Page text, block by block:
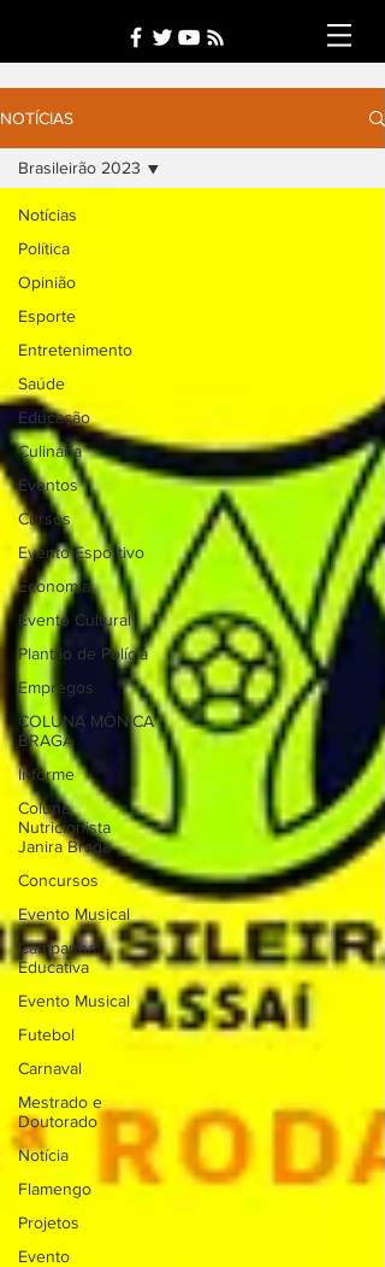
NOTÍCIAS
Notícias
Política
Opinião
Esporte
Entretenimento
Saúde
Educação
Culinária
Eventos
Cursos
Evento Esportivo
Economia
Evento Cultural
Plantão de Polícia
Empregos
COLUNA MÔNICA
BRAGA
Informe
Coluna
Nutricionista
Janira Braga
Concursos
Evento Musical
Campanha
Educativa
Evento Musical
Futebol
Carnaval
Mestrado e
Doutorado
Notícia
Flamengo
Projetos
Evento
Brasileirão 2023